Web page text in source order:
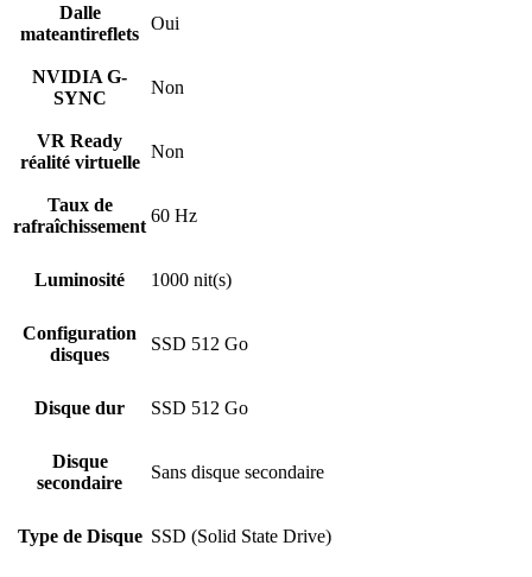
Dalle
mateantireflets
Oui
NVIDIA G-
SYNC
Non
VR Ready
réalité virtuelle
Non
Taux de
rafraîchissement
60 Hz
Luminosité 1000 nit(s)
Configuration
disques
SSD 512 Go
Disque dur SSD 512 Go
Disque
secondaire
Sans disque secondaire
Type de Disque SSD (Solid State Drive)